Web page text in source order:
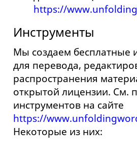
https://
Инструменты
Мы создаем бесплатные
для перевода,
распространения
открытой лицензии. См.
инструментов на сайте
https://
Некоторые из них: